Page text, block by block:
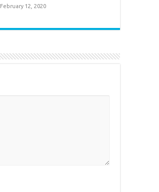
February 12, 2020